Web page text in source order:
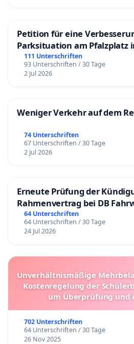
Petition für eine
Parksituation am Pfalzplatz
111 Unterschriften
93 Unterschriften / 30 Tage
2 Jul 2026
Weniger Verkehr auf dem
74 Unterschriften
67 Unterschriften / 30 Tage
2 Jul 2026
Erneute Prüfung der
Rahmenvertrag bei DB
64 Unterschriften
64 Unterschriften / 30 Tage
24 Jul 2026
Unverhältnismäßige
Kostenregelung der
um Überprüfung und
702 Unterschriften
64 Unterschriften / 30 Tage
26 Nov 2025